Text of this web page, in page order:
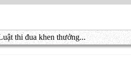
thi đua khen thưởng...